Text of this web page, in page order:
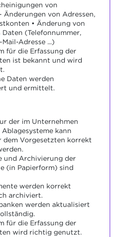
von
Änderungen von Adressen,
• Änderung von
(Telefonnummer,
Adresse ...)
für die Erfassung der
ist bekannt und wird
Daten werden
und ermittelt.
der im Unternehmen
kann
dem Vorgesetzten korrekt
und Archivierung der
(in Papierform) sind
werden korrekt
archiviert.
werden aktualisiert
für die Erfassung der
wird richtig genutzt.